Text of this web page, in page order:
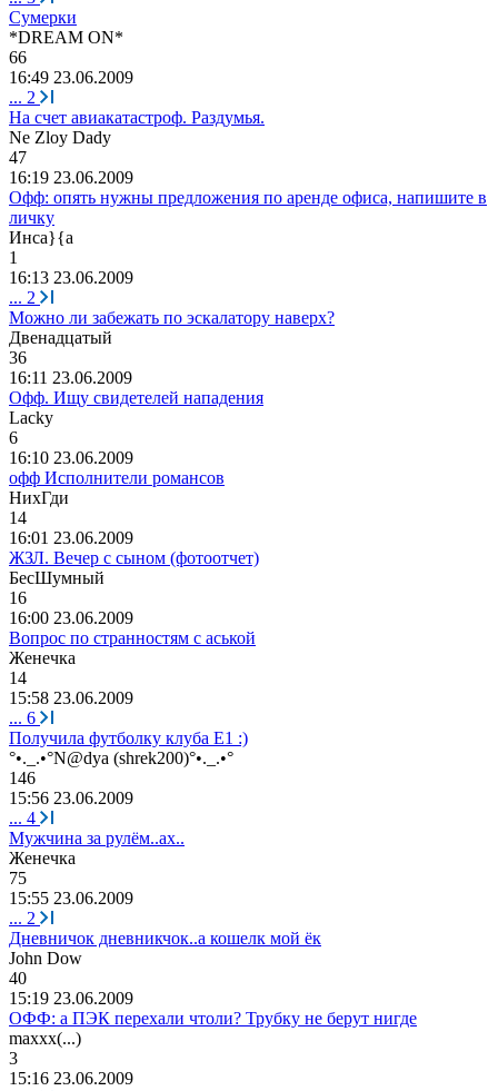
Сумерки
*DREAM ON*
66
16:49 23.06.2009
... 2
На счет авиакатастроф. Раздумья.
Ne Zloy Dady
47
16:19 23.06.2009
Офф: опять нужны предложения по аренде офиса, напишите в
личку
Инсa}{a
1
16:13 23.06.2009
... 2
Можно ли забежать по эскалатору наверх?
Двенадцатый
36
16:11 23.06.2009
Офф. Ищу свидетелей нападения
Lacky
6
16:10 23.06.2009
офф Исполнители романсов
НихГди
14
16:01 23.06.2009
ЖЗЛ. Вечер с сыном (фотоотчет)
БeсШумный
16
16:00 23.06.2009
Вопрос по странностям с аськой
Жeнeчкa
14
15:58 23.06.2009
... 6
Получила футболку клуба Е1 :)
°•._.•°N@dya (shrek200)°•._.•°
146
15:56 23.06.2009
... 4
Мужчина за рулём..ах..
Жeнeчкa
75
15:55 23.06.2009
... 2
Дневничок дневникчок..а кошелк мой ёк
John Dow
40
15:19 23.06.2009
ОФФ: а ПЭК перехали чтоли? Трубку не берут нигде
maxxx(...)
3
15:16 23.06.2009